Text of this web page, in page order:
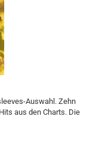
Auswahl. Zehn
aus den Charts. Die